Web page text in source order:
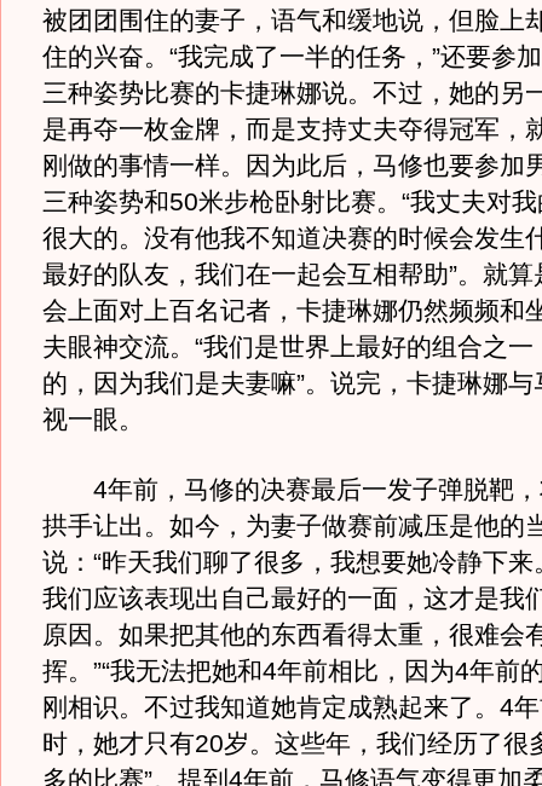
被团团围住的妻子，语气和缓地说，但脸上
住的兴奋。“我完成了一半的任务，”还要参
三种姿势比赛的卡捷琳娜说。不过，她的另
是再夺一枚金牌，而是支持丈夫夺得冠军，
刚做的事情一样。因为此后，马修也要参加
三种姿势和50米步枪卧射比赛。“我丈夫对
很大的。没有他我不知道决赛的时候会发生
最好的队友，我们在一起会互相帮助”。就
会上面对上百名记者，卡捷琳娜仍然频频和
夫眼神交流。“我们是世界上最好的组合之
的，因为我们是夫妻嘛”。说完，卡捷琳娜
视一眼。
4年前，马修的决赛最后一发子弹脱靶，
拱手让出。如今，为妻子做赛前减压是他的
说：“昨天我们聊了很多，我想要她冷静下
我们应该表现出自己最好的一面，这才是我
原因。如果把其他的东西看得太重，很难会
挥。”“我无法把她和4年前相比，因为4年前
刚相识。不过我知道她肯定成熟起来了。4
时，她才只有20岁。这些年，我们经历了很
多的比赛”。提到4年前，马修语气变得更加